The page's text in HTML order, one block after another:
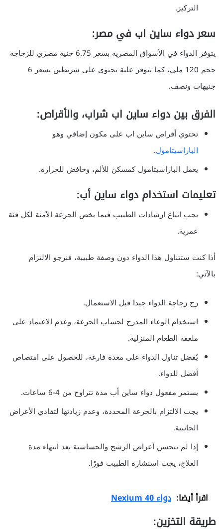
التركيز.
سعر دواء ساين اب في مصر:
يتوفر الدواء في الأسواق المصرية بسعر 6.75 جنيه مصري للزجاجة
حجم 120 ملي، كما تتوفر علبة تحتوي على شريطين بسعر 6
جنيهات ونصف.
الفرق بين دواء ساين اب شراب، والأقراص:
تحتوي أقراص ساين اب على مكون إضافي وهو
الباراسيتامول.
يعمل الباراسيتامول كمسكن للألم، وخافض للحرارة.
تعليمات استخدام دواء ساين أب:
يجب اتباع ارشادات الطبيب فيما يخص الجرعة الآمنة لكل فئة
عمرية.
أذا كنت ستتناول هذا الدواء دون وصفة طبيبة، فنرجو الالتزام
بالآتي:
رج زجاجة الدواء جيدا قبل الاستعمال.
استخدام الوعاء المدرج لحساب الجرعة، وعدم الاعتماد على
ملعقة الطعام المنزلية.
يٌفضل تناول الدواء على معدة فارغة، للحصول على امتصاص
أفضل للدواء.
يستمر مفعول دواء ساين أب مدة تتراوح من 4-6 ساعات.
يجب الالتزام بالجرعة المحددة، وعدم زيادتها لتفادي الأعراض
الجانبية.
إذا لم تتحسن أعراض الرشح والحساسية بعد انتهاء مدة
العلاج، يجب اسنشارة الطبيب فورًا.
اقرأ أيضا: دواء Nexium 40
طريقة التخزين: